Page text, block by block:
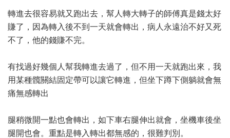
轉進去很容易就又跑出去，幫人轉大轉子的師傅真是錢太好
賺了，因為轉入後不到一天就會轉出，病人永遠治不好又死
不了，他的錢賺不完。
有找過好幾個人幫我轉進去過了，但不用一天就跑出來，我
用某種髖關結固定帶可以讓它轉進，但坐下蹲下側躺就會無
痛無感轉出
腿稍微開一點也會轉出，如下車右腿伸出就會，坐機車後坐
腿開也會。重點是轉入轉出都無感的，很難判別。